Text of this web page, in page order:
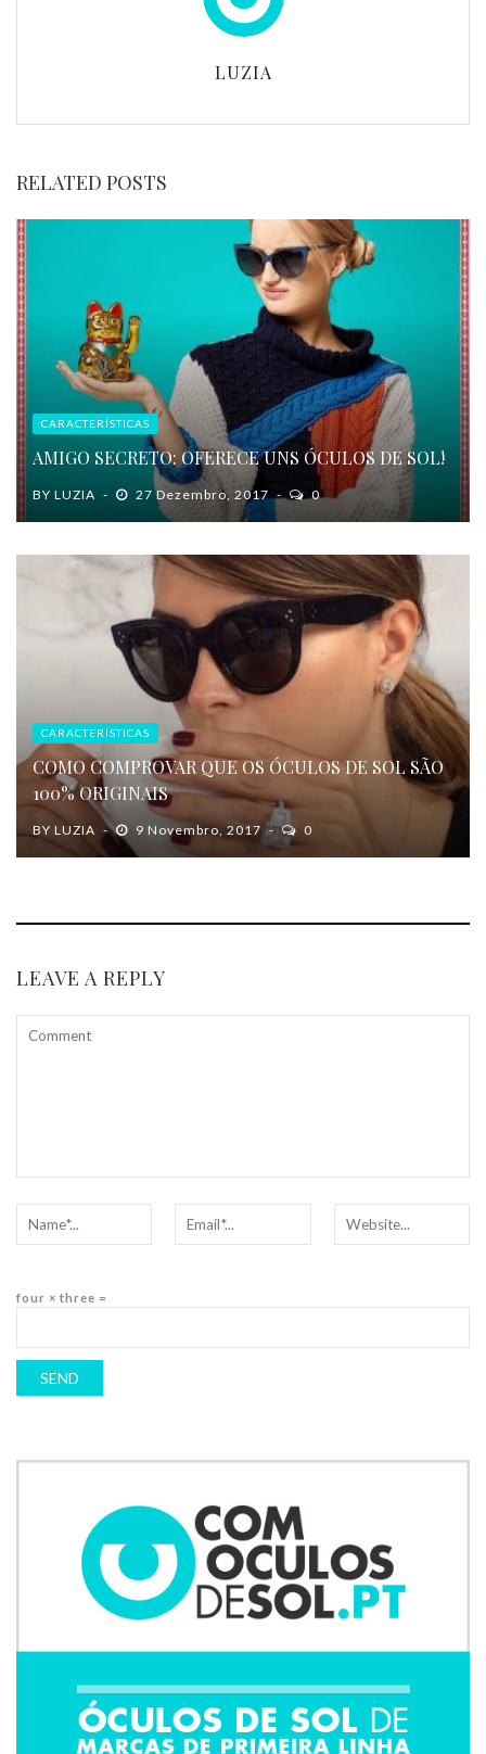
LUZIA
RELATED POSTS
CARACTERÍSTICAS
AMIGO SECRETO: OFERECE UNS ÓCULOS DE SOL!
BY LUZIA 27 Dezembro, 2017 0
CARACTERÍSTICAS
COMO COMPROVAR QUE OS ÓCULOS DE SOL SÃO
100% ORIGINAIS
BY LUZIA 9 Novembro, 2017 0
LEAVE A REPLY
four × three =